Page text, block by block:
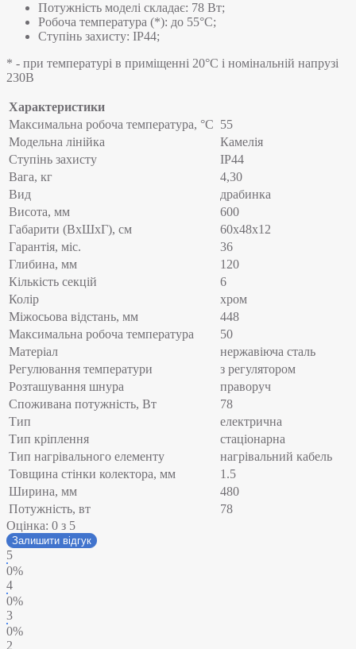
Потужність моделі складає: 78 Вт;
Робоча температура (*): до 55°C;
Ступінь захисту: IP44;
* - при температурі в приміщенні 20°С і номінальній напрузі
230В
Характеристики
Максимальна робоча температура, °C 55
Модельна лінійка
Камелія
Ступінь захисту
IP44
Вага, кг
4,30
Вид
драбинка
Висота, мм
600
Габарити (ВхШхГ), см
60x48x12
Гарантія, міс.
36
Глибина, мм
120
Кількість секцій
6
Колір
хром
Міжосьова відстань, мм
448
Максимальна робоча температура
50
Матеріал
нержавіюча сталь
Регулювання температури
з регулятором
Розташування шнура
праворуч
Споживана потужність, Вт
78
Тип
електрична
Тип кріплення
стаціонарна
Тип нагрівального елементу
нагрівальний кабель
Товщина стінки колектора, мм
1.5
Ширина, мм
480
Потужність, вт
78
Оцінка: 0 з 5
Залишити відгук
5
0%
4
0%
3
0%
2